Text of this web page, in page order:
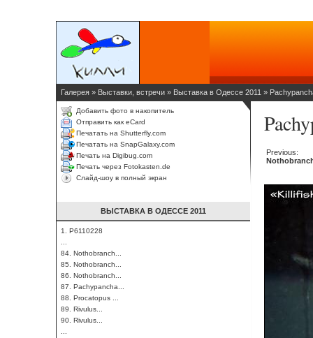
Галерея » Выставки, встречи » Выставка в Одессе 2011 »
Добавить фото в накопитель
Отправить как eCard
Печатать на Shutterfly.com
Печатать на SnapGalaxy.com
Печать на Digibug.com
Печать через Fotokasten.de
Слайд-шоу в полный экран
ВЫСТАВКА В ОДЕССЕ 2011
1. P6110228
84. Nothobranch...
85. Nothobranch...
86. Nothobranch...
87. Pachypancha...
88. Procatopus ...
89. Rivulus...
90. Rivulus...
Previous: